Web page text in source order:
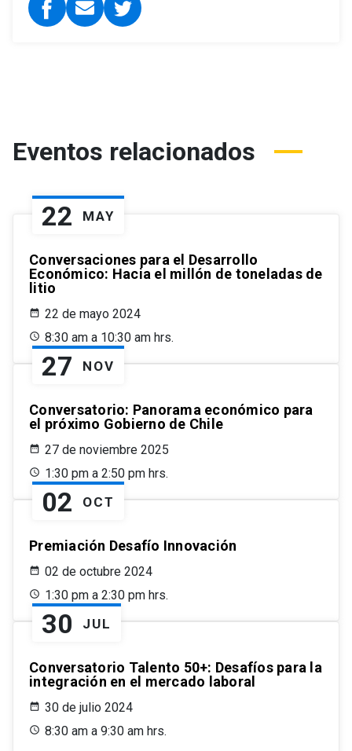
Eventos relacionados
22 MAY
Conversaciones para el Desarrollo
Económico: Hacia el millón de toneladas de
litio
22 de mayo 2024
8:30 am a 10:30 am hrs.
27 NOV
Conversatorio: Panorama económico para
el próximo Gobierno de Chile
27 de noviembre 2025
1:30 pm a 2:50 pm hrs.
02 OCT
Premiación Desafío Innovación
02 de octubre 2024
1:30 pm a 2:30 pm hrs.
30 JUL
Conversatorio Talento 50+: Desafíos para la
integración en el mercado laboral
30 de julio 2024
8:30 am a 9:30 am hrs.